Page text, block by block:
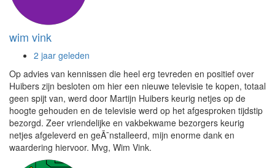
wim vink
2 jaar geleden
Op advies van kennissen die heel erg tevreden en positief over
Huibers zijn besloten om hier een nieuwe televisie te kopen, totaal
geen spijt van, werd door Martijn Huibers keurig netjes op de
hoogte gehouden en de televisie werd op het afgesproken tijdstip
bezorgd. Zeer vriendelijke en vakbekwame bezorgers keurig
netjes afgeleverd en geÃ¯nstalleerd, mijn enorme dank en
waardering hiervoor. Mvg, Wim Vink.